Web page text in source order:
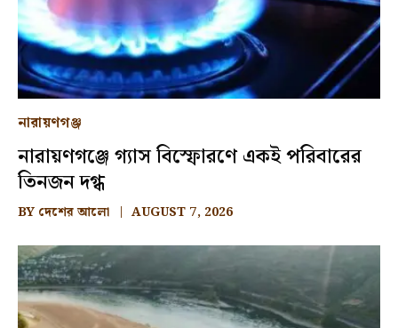
নারায়ণগঞ্জ
নারায়ণগঞ্জে গ্যাস বিস্ফোরণে একই পরিবারের
তিনজন দগ্ধ
BY দেশের আলো AUGUST 7, 2026